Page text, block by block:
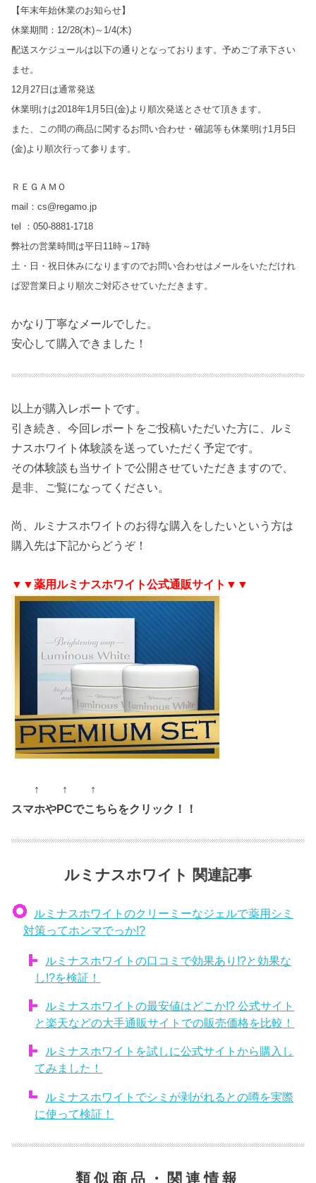
【年末年始休業のお知らせ】
休業期間：12/28(木)～1/4(木)
配送スケジュールは以下の通りとなっております。予めご了承下さい
ませ。
12月27日は通常発送
休業明けは2018年1月5日(金)より順次発送とさせて頂きます。
また、この間の商品に関するお問い合わせ・確認等も休業明け1月5日
(金)より順次行って参ります。
ＲＥＧＡＭＯ
mail：cs@regamo.jp
tel ：050-8881-1718
弊社の営業時間は平日11時～17時
土・日・祝日休みになりますのでお問い合わせはメールをいただけれ
ば翌営業日より順次ご対応させていただきます。
かなり丁寧なメールでした。
安心して購入できました！
以上が購入レポートです。
引き続き、今回レポートをご投稿いただいた方に、ルミ
ナスホワイト体験談を送っていただく予定です。
その体験談も当サイトで公開させていただきますので、
是非、ご覧になってください。
尚、ルミナスホワイトのお得な購入をしたいという方は
購入先は下記からどうぞ！
▼▼薬用ルミナスホワイト公式通販サイト▼▼
↑ ↑ ↑
スマホやPCでこちらをクリック！！
ルミナスホワイト 関連記事
ルミナスホワイトのクリーミーなジェルで薬用シミ
対策ってホンマでっか!?
ルミナスホワイトの口コミで効果あり!?と効果な
し!?を検証！
ルミナスホワイトの最安値はどこか!? 公式サイト
と楽天などの大手通販サイトでの販売価格を比較！
ルミナスホワイトを試しに公式サイトから購入し
てみました！
ルミナスホワイトでシミが剥がれるとの噂を実際
に使って検証！
類似商品・関連情報